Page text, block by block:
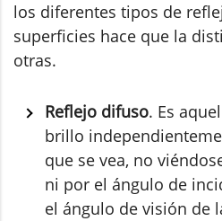
los diferentes tipos de
superficies hace que la
otras.
Reflejo difuso. Es
brillo
que se vea, no
ni por el ángulo de
el ángulo de visión de